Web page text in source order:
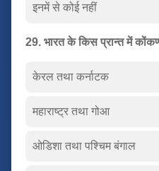
इनमें से कोई नहीं
29. भारत के किस प्रान्त में
केरल तथा कर्नाटक
महाराष्ट्र तथा गोआ
ओडिशा तथा पश्चिम बंगाल